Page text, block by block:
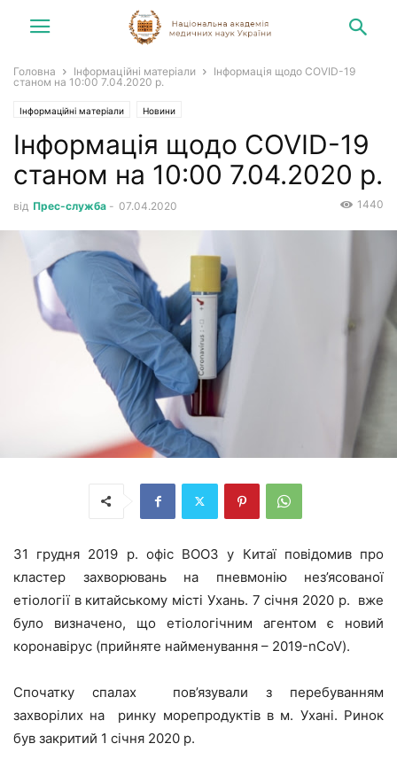
Головна Інформаційні матеріали
Інформація щодо COVID-19
станом на 10:00 7.04.2020 р.
Інформаційні матеріали Новини
Інформація щодо COVID-19
станом на 10:00 7.04.2020 р.
від Прес-служба - 07.04.2020 1440
31 грудня 2019 р. офіс ВООЗ у Китаї повідомив про
кластер захворювань на пневмонію нез’ясованої
етіології в китайському місті Ухань. 7 січня 2020 р. вже
було визначено, що етіологічним агентом є новий
коронавірус (прийняте найменування – 2019-nCoV).
Спочатку спалах пов’язували з перебуванням
захворілих на ринку морепродуктів в м. Ухані. Ринок
був закритий 1 січня 2020 р.